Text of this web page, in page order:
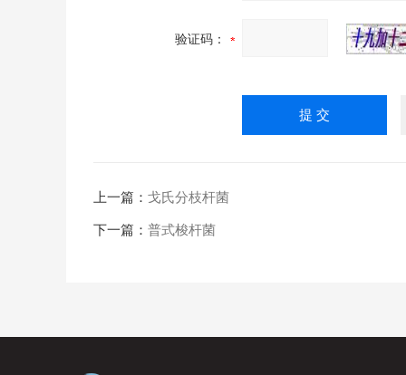
验证码：
上一篇： 戈氏分枝杆菌
下一篇： 普式梭杆菌